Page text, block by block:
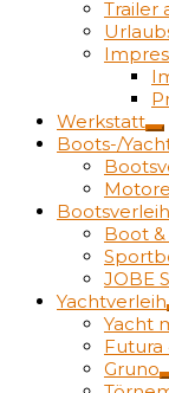
Trailer
Werkstatt
Boots-/
Bootsverleih
Boot
JOBE
Yachtverleih
Yacht
Futura
Gruno